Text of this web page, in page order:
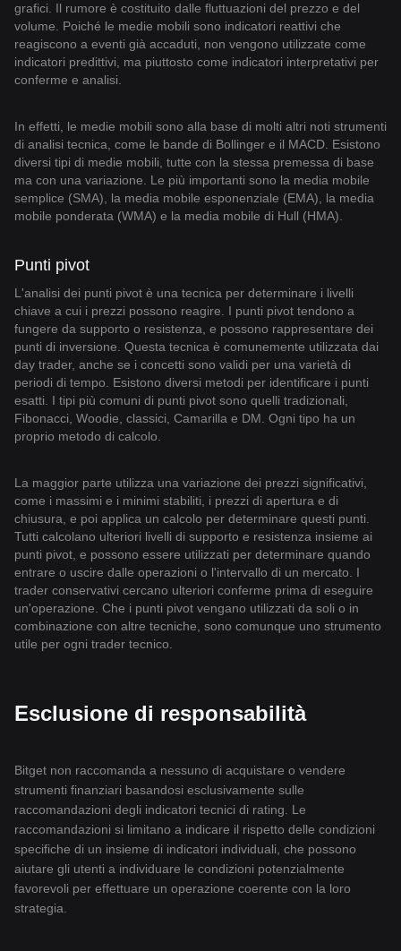
grafici. Il rumore è costituito dalle fluttuazioni del prezzo e del
volume. Poiché le medie mobili sono indicatori reattivi che
reagiscono a eventi già accaduti, non vengono utilizzate come
indicatori predittivi, ma piuttosto come indicatori interpretativi per
conferme e analisi.
In effetti, le medie mobili sono alla base di molti altri noti strumenti
di analisi tecnica, come le bande di Bollinger e il MACD. Esistono
diversi tipi di medie mobili, tutte con la stessa premessa di base
ma con una variazione. Le più importanti sono la media mobile
semplice (SMA), la media mobile esponenziale (EMA), la media
mobile ponderata (WMA) e la media mobile di Hull (HMA).
Punti pivot
L'analisi dei punti pivot è una tecnica per determinare i livelli
chiave a cui i prezzi possono reagire. I punti pivot tendono a
fungere da supporto o resistenza, e possono rappresentare dei
punti di inversione. Questa tecnica è comunemente utilizzata dai
day trader, anche se i concetti sono validi per una varietà di
periodi di tempo. Esistono diversi metodi per identificare i punti
esatti. I tipi più comuni di punti pivot sono quelli tradizionali,
Fibonacci, Woodie, classici, Camarilla e DM. Ogni tipo ha un
proprio metodo di calcolo.
La maggior parte utilizza una variazione dei prezzi significativi,
come i massimi e i minimi stabiliti, i prezzi di apertura e di
chiusura, e poi applica un calcolo per determinare questi punti.
Tutti calcolano ulteriori livelli di supporto e resistenza insieme ai
punti pivot, e possono essere utilizzati per determinare quando
entrare o uscire dalle operazioni o l'intervallo di un mercato. I
trader conservativi cercano ulteriori conferme prima di eseguire
un'operazione. Che i punti pivot vengano utilizzati da soli o in
combinazione con altre tecniche, sono comunque uno strumento
utile per ogni trader tecnico.
Esclusione di responsabilità
Bitget non raccomanda a nessuno di acquistare o vendere
strumenti finanziari basandosi esclusivamente sulle
raccomandazioni degli indicatori tecnici di rating. Le
raccomandazioni si limitano a indicare il rispetto delle condizioni
specifiche di un insieme di indicatori individuali, che possono
aiutare gli utenti a individuare le condizioni potenzialmente
favorevoli per effettuare un operazione coerente con la loro
strategia.